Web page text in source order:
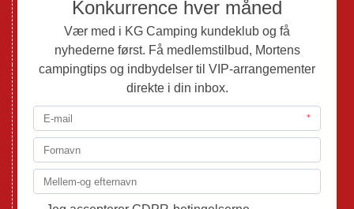
Mortens Campingtips
KG Camping Kundeklub
Nyheder
Adria
Adria Autocampere
Eriba
Fendt
Hobby